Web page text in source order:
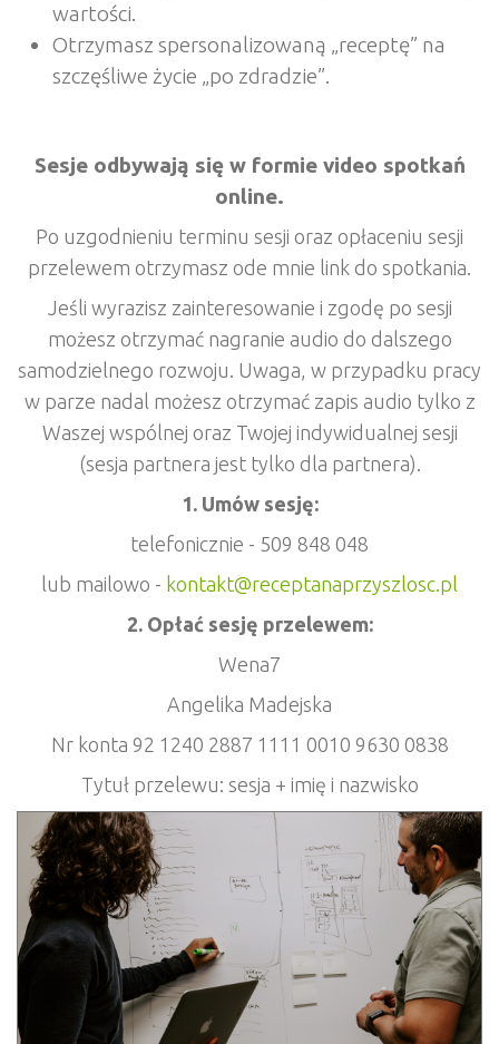
wartości.
Otrzymasz spersonalizowaną „receptę” na
szczęśliwe życie „po zdradzie”.
Sesje odbywają się w formie video spotkań
online.
Po uzgodnieniu terminu sesji oraz opłaceniu sesji
przelewem otrzymasz ode mnie link do spotkania.
Jeśli wyrazisz zainteresowanie i zgodę po sesji
możesz otrzymać nagranie audio do dalszego
samodzielnego rozwoju. Uwaga, w przypadku pracy
w parze nadal możesz otrzymać zapis audio tylko z
Waszej wspólnej oraz Twojej indywidualnej sesji
(sesja partnera jest tylko dla partnera).
1. Umów sesję:
telefonicznie - 509 848 048
lub mailowo - kontakt@receptanaprzyszlosc.pl
2. Opłać sesję przelewem:
Wena7
Angelika Madejska
Nr konta 92 1240 2887 1111 0010 9630 0838
Tytuł przelewu: sesja + imię i nazwisko